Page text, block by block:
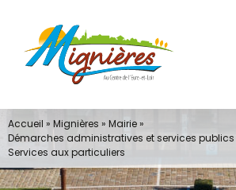
contenu
Accueil » Mignières » Mairie»
Démarches administratives et services publics
Services aux particuliers